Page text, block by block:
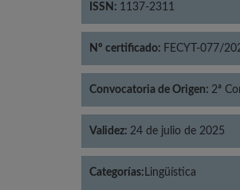
ISSN: 1137-2311
Nº certificado: FECYT-077/
Convocatoria de Origen: 2ª
Validez: 24 de julio de 2025
Categorías: Lingüística